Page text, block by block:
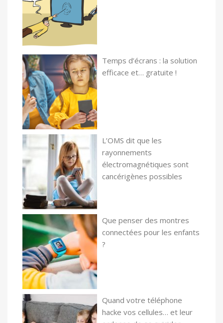
Temps d’écrans : la solution
efficace et… gratuite !
L’OMS dit que les
rayonnements
électromagnétiques sont
cancérigènes possibles
Que penser des montres
connectées pour les enfants
?
Quand votre téléphone
hacke vos cellules… et leur